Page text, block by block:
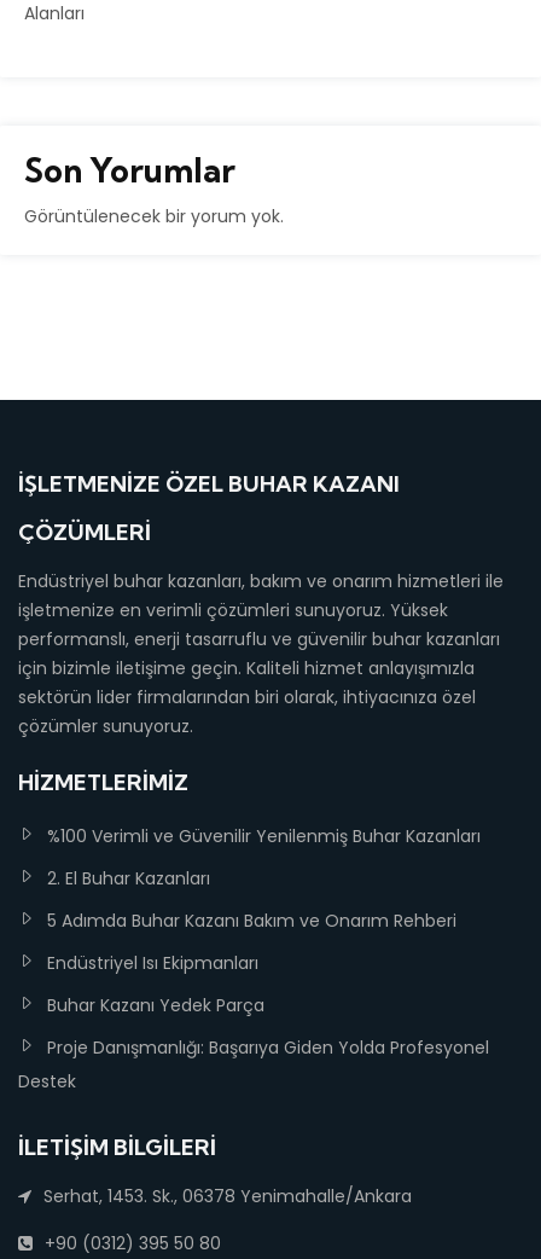
Alanları
Son Yorumlar
Görüntülenecek bir yorum yok.
İŞLETMENIZE ÖZEL BUHAR KAZANI
ÇÖZÜMLERI
Endüstriyel buhar kazanları, bakım ve onarım hizmetleri ile
işletmenize en verimli çözümleri sunuyoruz. Yüksek
performanslı, enerji tasarruflu ve güvenilir buhar kazanları
için bizimle iletişime geçin. Kaliteli hizmet anlayışımızla
sektörün lider firmalarından biri olarak, ihtiyacınıza özel
çözümler sunuyoruz.
HIZMETLERIMIZ
%100 Verimli ve Güvenilir Yenilenmiş Buhar Kazanları
2. El Buhar Kazanları
5 Adımda Buhar Kazanı Bakım ve Onarım Rehberi
Endüstriyel Isı Ekipmanları
Buhar Kazanı Yedek Parça
Proje Danışmanlığı: Başarıya Giden Yolda Profesyonel
Destek
İLETIŞIM BILGILERI
Serhat, 1453. Sk., 06378 Yenimahalle/Ankara
+90 (0312) 395 50 80